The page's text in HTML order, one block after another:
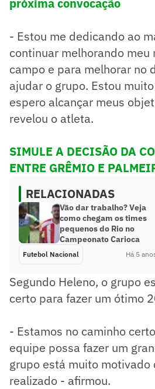
próxima convocação
- Estou me dedicando ao
continuar melhorando meu
campo e para melhorar no
ajudar o grupo. Estou
espero alcançar meus
revelou o atleta.
SIMULE A DECISÃO DA
ENTRE GRÊMIO E
RELACIONADAS
Vão dar trabalho? Veja
como chegam os times
pequenos do Rio no
Campeonato Carioca
Futebol Nacional Há 5
Segundo Heleno, o grupo
certo para fazer um ótimo
- Estamos no caminho
equipe possa fazer um
grupo está muito motivado
realizado - afirmou.